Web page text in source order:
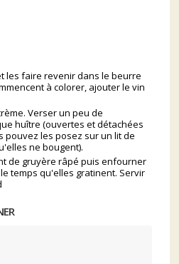
les faire revenir dans le beurre
à colorer, ajouter le vin
Verser un peu de
huître (ouvertes et détachées
pouvez les posez sur un lit de
ne bougent).
de gruyère râpé puis enfourner
temps qu'elles gratinent. Servir